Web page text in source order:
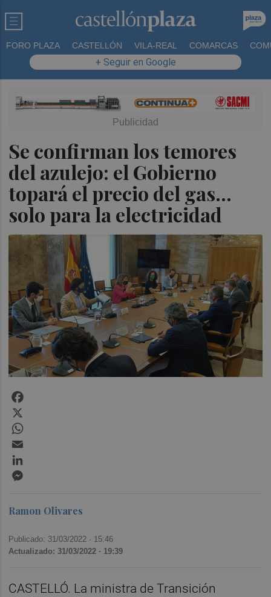
FORO PLAZA CASTELLÓN VILA-REAL COMARCAS
+ Seguir en Google
Se confirman los temores
del azulejo: el Gobierno
topará el precio del gas...
solo para la electricidad
Ramon Olivares
Publicado: 31/03/2022 · 15:46
Actualizado: 31/03/2022 · 19:39
CASTELLÓ. La ministra de Transición